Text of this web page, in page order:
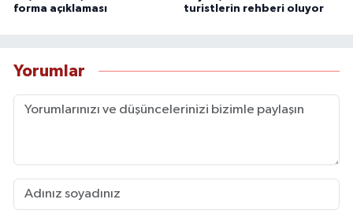
forma açıklaması
turistlerin rehberi oluyor
Yorumlar